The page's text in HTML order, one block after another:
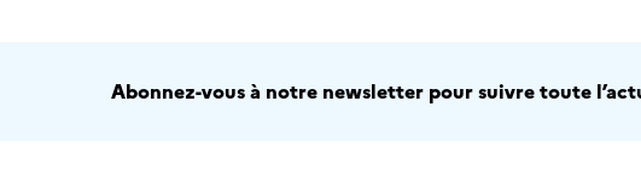
Abonnez-vous à notre newsletter pour suivre toute